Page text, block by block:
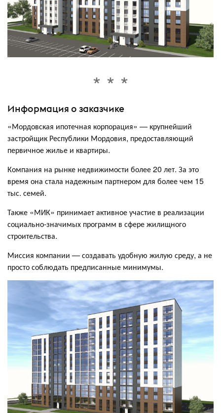
Информация о заказчике
«Мордовская ипотечная корпорация» — крупнейший
застройщик Республики Мордовия, предоставляющий
первичное жилье и квартиры.
Компания на рынке недвижимости более 20 лет. За это
время она стала надежным партнером для более чем 15
тыс. семей.
Также «МИК» принимает активное участие в реализации
социально-значимых программ в сфере жилищного
строительства.
Миссия компании — создавать удобную жилую среду, а не
просто соблюдать предписанные минимумы.